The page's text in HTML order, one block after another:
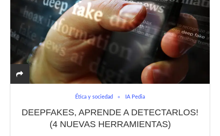
Ética y sociedad IA Pedia
DEEPFAKES, APRENDE A DETECTARLOS!
(4 NUEVAS HERRAMIENTAS)